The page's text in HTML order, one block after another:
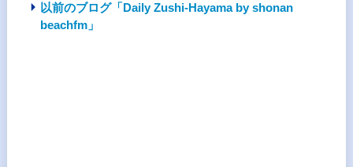
以前のブログ「Daily Zushi-Hayama by shonan
beachfm」